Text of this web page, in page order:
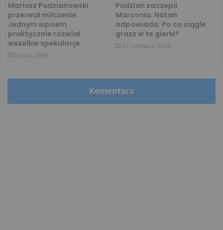
Mariusz Pudzianowski
przerwał milczenie.
Jednym wpisem
praktycznie rozwiał
wszelkie spekulacje
8 lipca 2026
Pudzian zaczepił
Marconia. Natan
odpowiada: Po co ciągle
grasz w te gierki?
22 czerwca 2026
Komentarz